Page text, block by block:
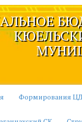
Формирования ЦД